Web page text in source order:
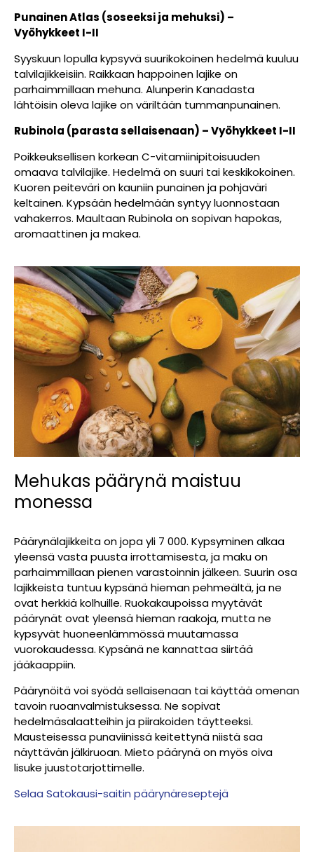
Punainen Atlas (soseeksi ja mehuksi) –
Vyöhykkeet I-II
Syyskuun lopulla kypsyvä suurikokoinen hedelmä kuuluu
talvilajikkeisiin. Raikkaan happoinen lajike on
parhaimmillaan mehuna. Alunperin Kanadasta
lähtöisin oleva lajike on väriltään tummanpunainen.
Rubinola (parasta sellaisenaan) – Vyöhykkeet I-II
Poikkeuksellisen korkean C-vitamiinipitoisuuden
omaava talvilajike. Hedelmä on suuri tai keskikokoinen.
Kuoren peiteväri on kauniin punainen ja pohjaväri
keltainen. Kypsään hedelmään syntyy luonnostaan
vahakerros. Maultaan Rubinola on sopivan hapokas,
aromaattinen ja makea.
Mehukas päärynä maistuu
monessa
Päärynälajikkeita on jopa yli 7 000. Kypsyminen alkaa
yleensä vasta puusta irrottamisesta, ja maku on
parhaimmillaan pienen varastoinnin jälkeen. Suurin osa
lajikkeista tuntuu kypsänä hieman pehmeältä, ja ne
ovat herkkiä kolhuille. Ruokakaupoissa myytävät
päärynät ovat yleensä hieman raakoja, mutta ne
kypsyvät huoneenlämmössä muutamassa
vuorokaudessa. Kypsänä ne kannattaa siirtää
jääkaappiin.
Päärynöitä voi syödä sellaisenaan tai käyttää omenan
tavoin ruoanvalmistuksessa. Ne sopivat
hedelmäsalaatteihin ja piirakoiden täytteeksi.
Mausteisessa punaviinissä keitettynä niistä saa
näyttävän jälkiruoan. Mieto päärynä on myös oiva
lisuke juustotarjottimelle.
Selaa Satokausi-saitin päärynäreseptejä